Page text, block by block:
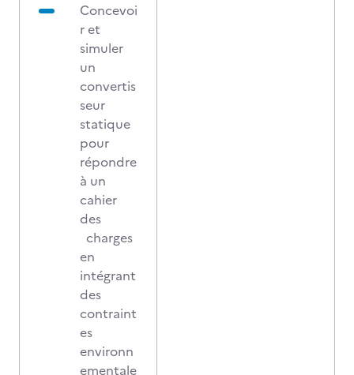
Concevoi
r et
simuler
un
convertis
seur
statique
pour
répondre
à un
cahier
des
charges
en
intégrant
des
contraint
es
environn
ementale